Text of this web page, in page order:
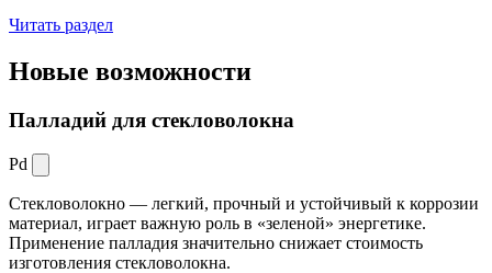
Читать раздел
Новые возможности
Палладий для стекловолокна
Pd
Стекловолокно — легкий, прочный и устойчивый к коррозии
материал, играет важную роль в «зеленой» энергетике.
Применение палладия значительно снижает стоимость
изготовления стекловолокна.